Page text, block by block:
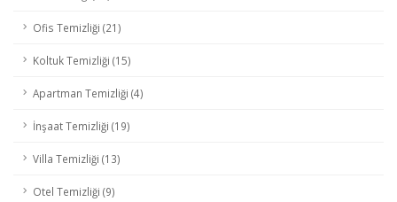
Ofis Temizliği (21)
Koltuk Temizliği (15)
Apartman Temizliği (4)
İnşaat Temizliği (19)
Villa Temizliği (13)
Otel Temizliği (9)